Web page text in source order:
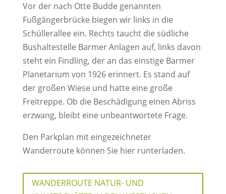
Vor der nach Otte Budde genannten
Fußgängerbrücke biegen wir links in die
Schüllerallee ein. Rechts taucht die südliche
Bushaltestelle Barmer Anlagen auf, links davon
steht ein Findling, der an das einstige Barmer
Planetarium von 1926 erinnert. Es stand auf
der großen Wiese und hatte eine große
Freitreppe. Ob die Beschädigung einen Abriss
erzwang, bleibt eine unbeantwortete Frage.
Den Parkplan mit eingezeichneter
Wanderroute können Sie hier runterladen.
WANDERROUTE NATUR- UND